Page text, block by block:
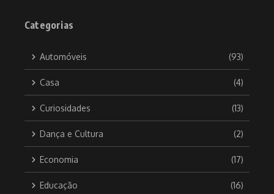
Categorias
Automóveis (93)
Casa (4)
Curiosidades (13)
Dança e Cultura (2)
Economia (17)
Educação (16)